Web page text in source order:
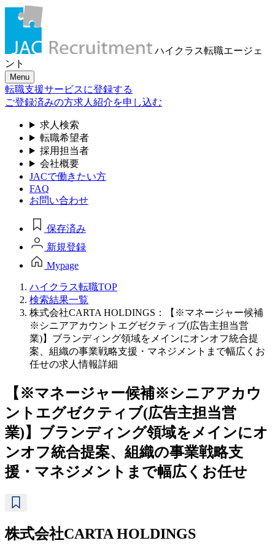
ハイクラス転職エージェ
ント
Menu
転職支援サービスに登録する
ご登録済みの方求人紹介を申し込む
求人検索
転職希望者
採用担当者
会社概要
JACで働きたい方
FAQ
お問い合わせ
保存済み
新規登録
Mypage
ハイクラス転職TOP
検索結果一覧
株式会社CARTA HOLDINGS：【※マネージャー候補
※シニアアカウントエグゼクティブ(広告主担当営
業)】ブランディング領域をメインにオンオフ統合提
案、組織の事業戦略支援・マネジメントまで幅広くお
任せの求人情報詳細
【※マネージャー候補※シニアアカウ
ントエグゼクティブ(広告主担当営
業)】ブランディング領域をメインにオ
ンオフ統合提案、組織の事業戦略支
援・マネジメントまで幅広くお任せ
株式会社CARTA HOLDINGS